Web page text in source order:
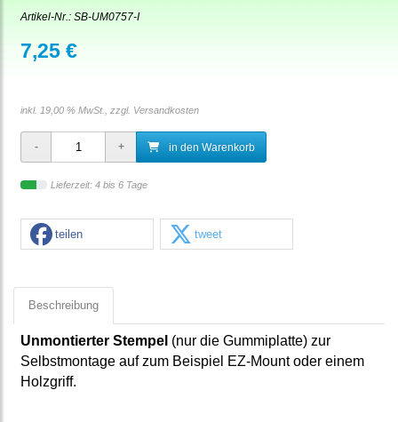
Artikel-Nr.: SB-UM0757-I
7,25 €
inkl. 19,00 % MwSt., zzgl. Versandkosten
in den Warenkorb
Lieferzeit: 4 bis 6 Tage
teilen tweet
Beschreibung
Unmontierter Stempel (nur die Gummiplatte) zur
Selbstmontage auf zum Beispiel EZ-Mount oder einem
Holzgriff.